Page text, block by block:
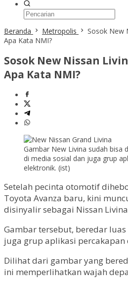
Beranda Metropolis
Sosok New
Apa Kata NMI?
Sosok New Nissan
Apa Kata NMI?
Gambar New Livina sudah bisa
di media sosial dan juga grup
elektronik. (ist)
Setelah pecinta otomotif
Toyota Avanza baru, kini
disinyalir sebagai Nissan
Gambar tersebut, beredar
juga grup aplikasi percakapan
Dilihat dari gambar yang
ini memperlihatkan wajah